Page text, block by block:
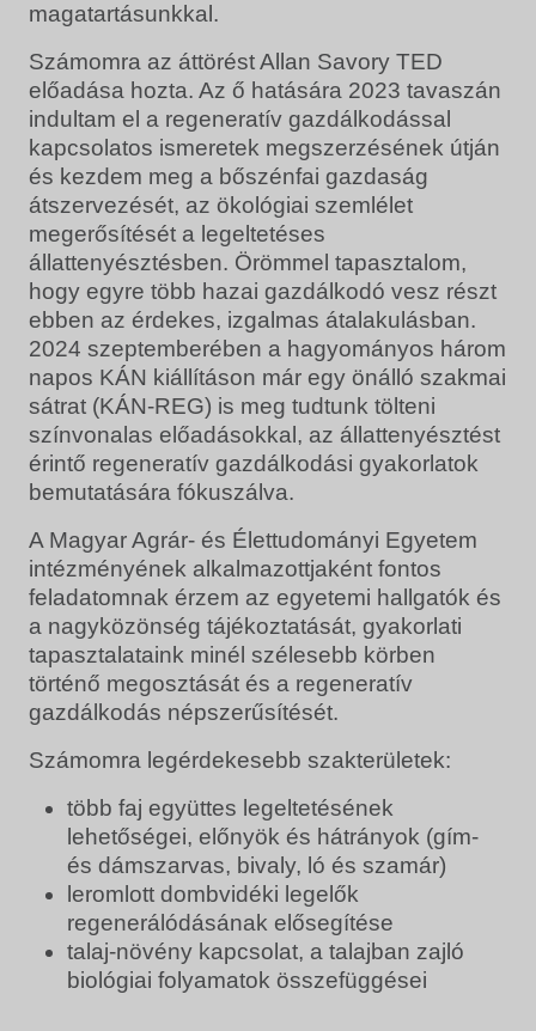
magatartásunkkal.
Számomra az áttörést Allan Savory TED
előadása hozta. Az ő hatására 2023 tavaszán
indultam el a regeneratív gazdálkodással
kapcsolatos ismeretek megszerzésének útján
és kezdem meg a bőszénfai gazdaság
átszervezését, az ökológiai szemlélet
megerősítését a legeltetéses
állattenyésztésben. Örömmel tapasztalom,
hogy egyre több hazai gazdálkodó vesz részt
ebben az érdekes, izgalmas átalakulásban.
2024 szeptemberében a hagyományos három
napos KÁN kiállításon már egy önálló szakmai
sátrat (KÁN-REG) is meg tudtunk tölteni
színvonalas előadásokkal, az állattenyésztést
érintő regeneratív gazdálkodási gyakorlatok
bemutatására fókuszálva.
A Magyar Agrár- és Élettudományi Egyetem
intézményének alkalmazottjaként fontos
feladatomnak érzem az egyetemi hallgatók és
a nagyközönség tájékoztatását, gyakorlati
tapasztalataink minél szélesebb körben
történő megosztását és a regeneratív
gazdálkodás népszerűsítését.
Számomra legérdekesebb szakterületek:
több faj együttes legeltetésének
lehetőségei, előnyök és hátrányok (gím-
és dámszarvas, bivaly, ló és szamár)
leromlott dombvidéki legelők
regenerálódásának elősegítése
talaj-növény kapcsolat, a talajban zajló
biológiai folyamatok összefüggései